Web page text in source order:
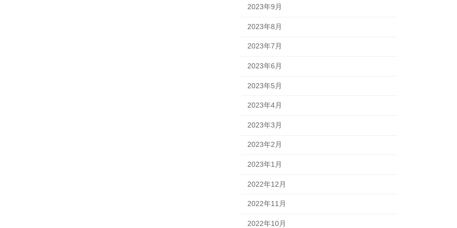
2023年9月
2023年8月
2023年7月
2023年6月
2023年5月
2023年4月
2023年3月
2023年2月
2023年1月
2022年12月
2022年11月
2022年10月